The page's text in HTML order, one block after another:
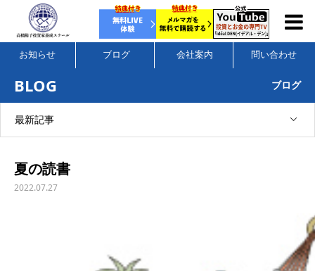
お知らせ ブログ 会社案内 問い合わせ
BLOG ブログ
最新記事
夏の読書
2022.07.27